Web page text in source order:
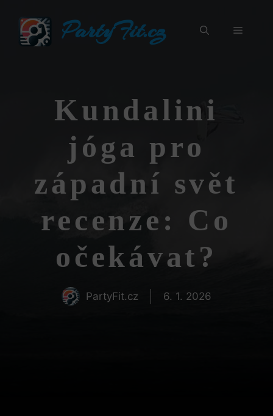
obsah
PartyFit.cz Menu
Kundalini
jóga pro
západní svět
recenze: Co
očekávat?
PartyFit.cz 6. 1. 2026